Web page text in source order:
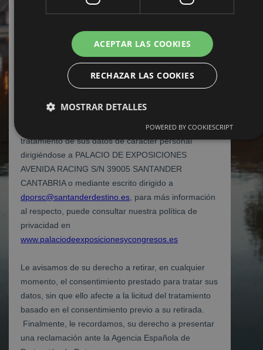
ACEPTAR LAS COOKIES
RECHAZAR LAS COOKIES
MOSTRAR DETALLES
POWERED BY COOKIESCRIPT